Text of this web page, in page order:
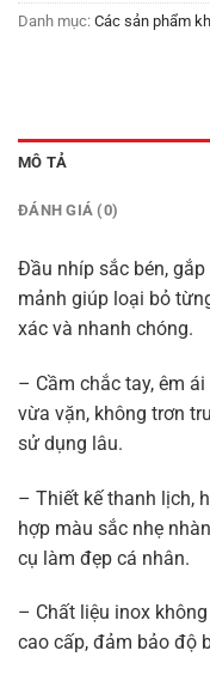
Danh mục: Các sản phẩm
MÔ TẢ
ĐÁNH GIÁ (0)
Đầu nhíp sắc bén,
mảnh giúp loại bỏ
xác và nhanh chóng.
– Cầm chắc tay, êm
vừa vặn, không trơn
sử dụng lâu.
– Thiết kế thanh lịch,
hợp màu sắc nhẹ
cụ làm đẹp cá nhân.
– Chất liệu inox
cao cấp, đảm bảo độ